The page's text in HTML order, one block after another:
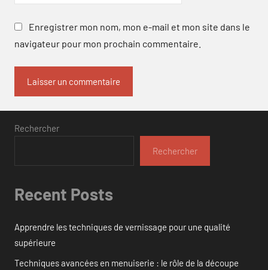
Enregistrer mon nom, mon e-mail et mon site dans le
navigateur pour mon prochain commentaire.
Rechercher
Rechercher
Recent Posts
Apprendre les techniques de vernissage pour une qualité
supérieure
Techniques avancées en menuiserie : le rôle de la découpe